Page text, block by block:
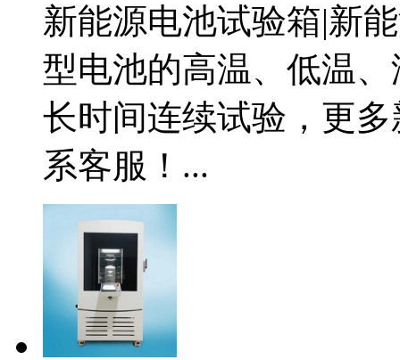
新能源电池试验箱|新
型电池的高温、低温
长时间连续试验，更
系客服！...